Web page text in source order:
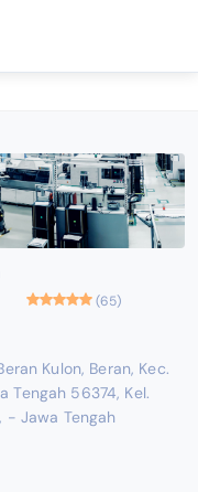
(65)
Kulon, Beran, Kec.
Tengah 56374, Kel.
- Jawa Tengah